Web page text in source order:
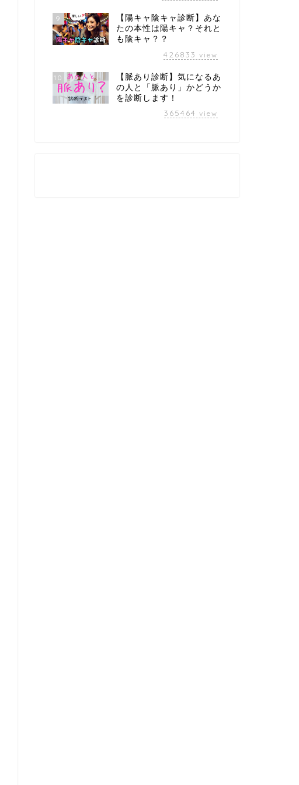
9
【陽キャ陰キャ診断】あな
たの本性は陽キャ？それと
も陰キャ？？
426833 view
10
【脈あり診断】気になるあ
の人と「脈あり」かどうか
を診断します！
365464 view